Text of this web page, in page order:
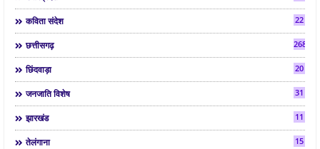
कविता संदेश 22
छत्तीसगढ़ 268
छिंदवाड़ा 20
जनजाति विशेष 31
झारखंड 11
तेलंगाना 15